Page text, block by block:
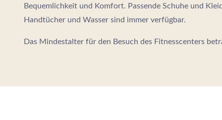
Bequemlichkeit und Komfort. Passende Schuhe und
Handtücher und Wasser sind immer verfügbar.
Das Mindestalter für den Besuch des Fitnesscenters